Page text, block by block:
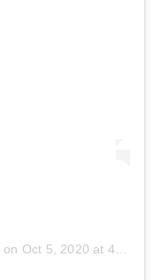
on Oct 5, 2020 at 4:14am PDT